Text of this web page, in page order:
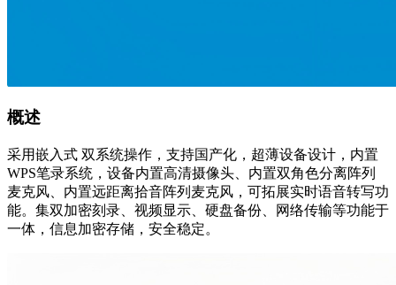
概述
采用嵌入式 双系统操作，支持国产化，超薄设备设计，内置
WPS笔录系统，设备内置高清摄像头、内置双角色分离阵列
麦克风、内置远距离拾音阵列麦克风，可拓展实时语音转写功
能。集双加密刻录、视频显示、硬盘备份、网络传输等功能于
一体，信息加密存储，安全稳定。